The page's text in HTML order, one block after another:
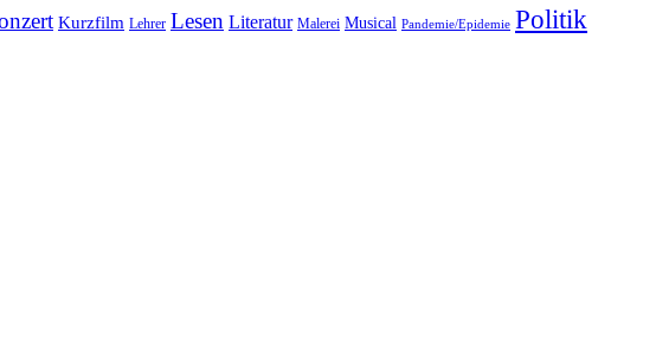
Kurzfilm Lehrer Lesen Literatur Malerei Musical Pandemie/Epidemie Politik